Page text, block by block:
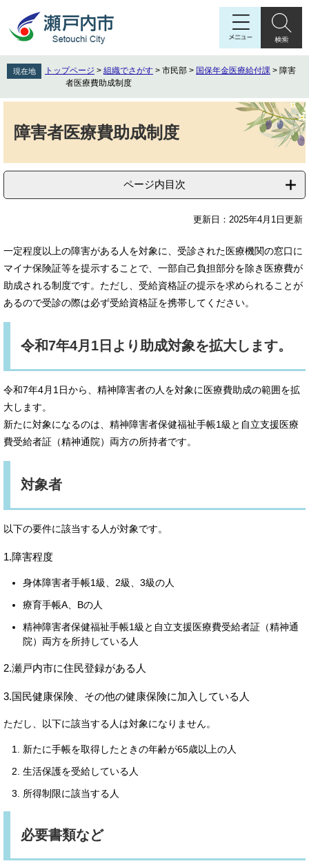
先
頭
を
飛
へ
現在地 トップページ > 組織でさがす > 市民部 > 国保年金医療給付課 > 障害
者医療費助成制度
障害者医療費助成制度
ページ内目次
更新日：2025年4月1日更新
一定程度以上の障害がある人を対象に、受診された医療機関の窓口に
マイナ保険証等を提示することで、一部自己負担部分を除き医療費が
助成される制度です。ただし、受給資格証の提示を求められることが
あるので受診の際は必ず受給資格証を携帯してください。
令和7年4月1日より助成対象を拡大します。
令和7年4月1日から、精神障害者の人を対象に医療費助成の範囲を拡
大します。
新たに対象になるのは、精神障害者保健福祉手帳1級と自立支援医療
費受給者証（精神通院）両方の所持者です。
対象者
以下の要件に該当する人が対象です。
1.障害程度
身体障害者手帳1級、2級、3級の人
療育手帳A、Bの人
精神障害者保健福祉手帳1級と自立支援医療費受給者証（精神通
院）両方を所持している人
2.瀬戸内市に住民登録がある人
3.国民健康保険、その他の健康保険に加入している人
ただし、以下に該当する人は対象になりません。
新たに手帳を取得したときの年齢が65歳以上の人
生活保護を受給している人
所得制限に該当する人
必要書類など